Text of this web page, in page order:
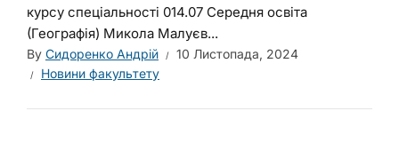
курсу спеціальності 014.07 Середня освіта
(Географія) Микола Малуєв...
By Сидоренко Андрій
10 Листопада, 2024
Новини факультету